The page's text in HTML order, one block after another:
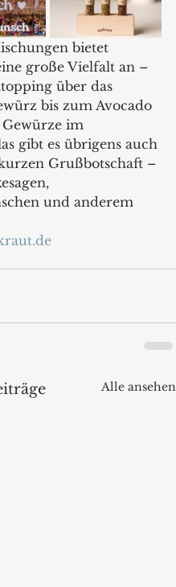
bietet
große Vielfalt an –
über das
bis zum Avocado
Gewürze im
gibt es übrigens auch
Grußbotschaft –
und anderem
Alle ansehen